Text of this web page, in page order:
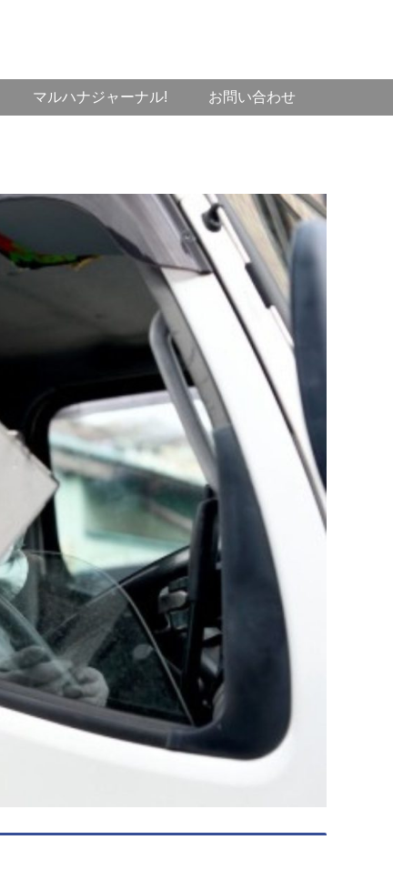
マルハナジャーナル! お問い合わせ